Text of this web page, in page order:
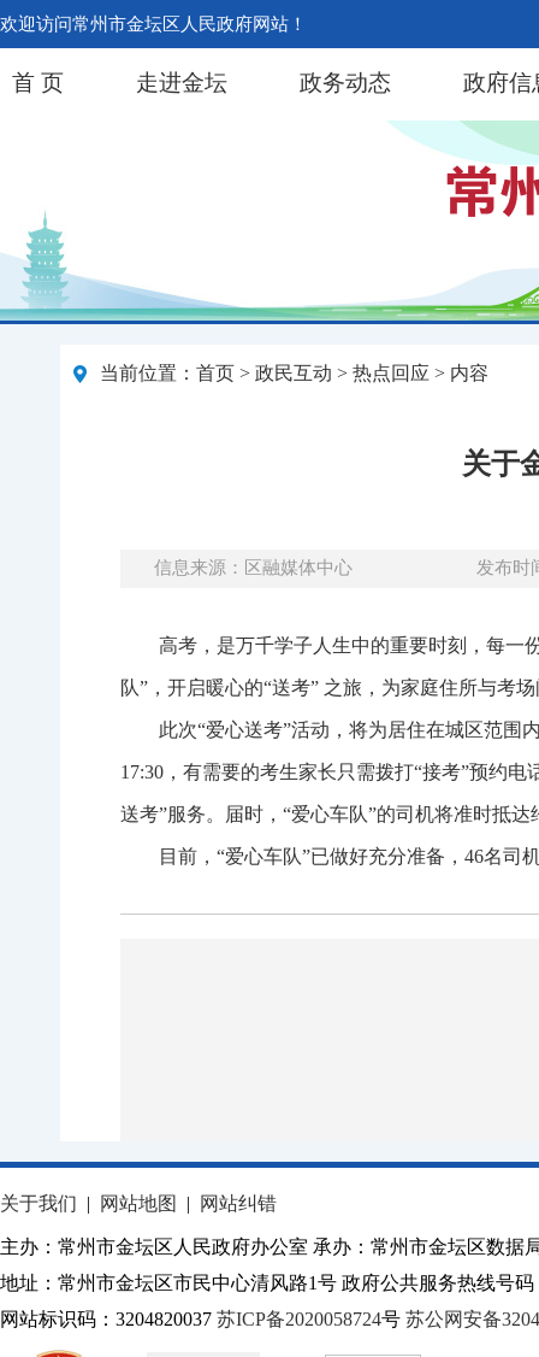
欢迎访问常州市金坛区人民政府网站！
首 页 走进金坛 政务动态 政府信
当前位置： 首页 > 政民互动 > 热点回应 > 内容
关于
信息来源：区融媒体中心 发布时
高考，是万千学子人生中的重要时刻，每一
队”，开启暖心的“送考” 之旅，为家庭住所与考
此次“爱心送考”活动，将为居住在城区范围
17:30，有需要的考生家长只需拨打“接考”预约
送考”服务。届时，“爱心车队”的司机将准时抵
目前，“爱心车队”已做好充分准备，46名司
关于我们 | 网站地图 | 网站纠错
主办：常州市金坛区人民政府办公室 承办：常州市金坛区数据
地址：常州市金坛区市民中心清风路1号 政府公共服务热线号码
网站标识码：3204820037 苏ICP备2020058724号 苏公网安备